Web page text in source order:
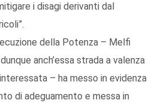
i disagi derivanti dal
della Potenza – Melfi
anch’essa strada a valenza
– ha messo in evidenza
di adeguamento e messa in